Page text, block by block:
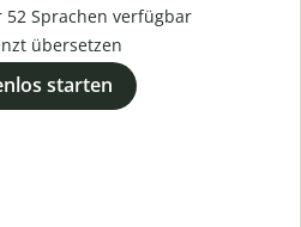
52 Sprachen verfügbar
übersetzen
starten